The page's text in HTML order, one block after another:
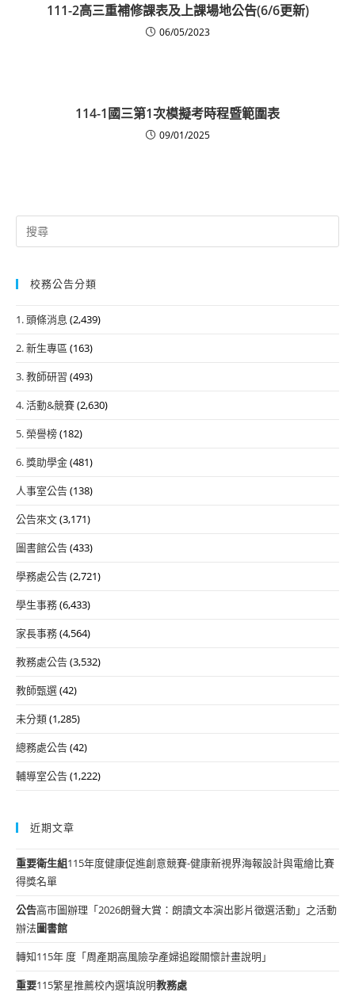
111-2高三重補修課表及上課場地公告(6/6更新)
06/05/2023
114-1國三第1次模擬考時程暨範圍表
09/01/2025
Search
for:
校務公告分類
1. 頭條消息 (2,439)
2. 新生專區 (163)
3. 教師研習 (493)
4. 活動&競賽(2,630)
5. 榮譽榜(182)
6. 獎助學金(481)
人事室公告(138)
公告來文(3,171)
圖書館公告(433)
學務處公告(2,721)
學生事務(6,433)
家長事務(4,564)
教務處公告(3,532)
教師甄選(42)
未分類(1,285)
總務處公告(42)
輔導室公告(1,222)
近期文章
重要衛生組115年度健康促進創意競賽-健康新視界海報設計與電繪比賽
得獎名單
公告高市圖辦理「2026朗聲大賞：朗讀文本演出影片徵選活動」之活動
辦法圖書館
轉知115年 度「周產期高風險孕產婦追蹤關懷計畫說明」
重要115繁星推薦校內選填說明教務處